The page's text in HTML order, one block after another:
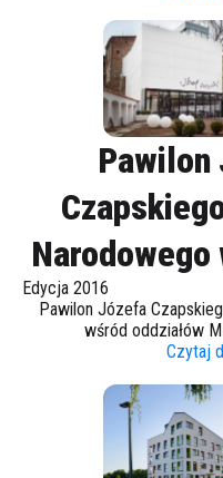
Pawilon
Edycja 2016
Pawilon Józefa
wśród oddziałów
Czytaj